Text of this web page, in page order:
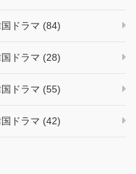
ドラマ (84)
ドラマ (28)
ドラマ (55)
ドラマ (42)